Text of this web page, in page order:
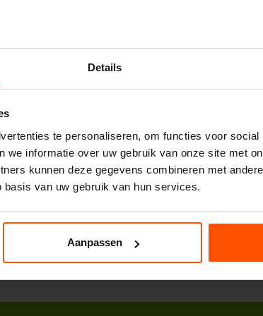
Details
te personaliseren, om functies voor social
we informatie over uw gebruik van onze site met
kunnen deze gegevens combineren met
van uw gebruik van hun services.
Aanpassen